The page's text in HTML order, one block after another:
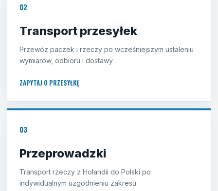
02
Transport przesyłek
Przewóz paczek i rzeczy po wcześniejszym ustaleniu
wymiarów, odbioru i dostawy.
ZAPYTAJ O PRZESYŁKĘ
03
Przeprowadzki
Transport rzeczy z Holandii do Polski po
indywidualnym uzgodnieniu zakresu.